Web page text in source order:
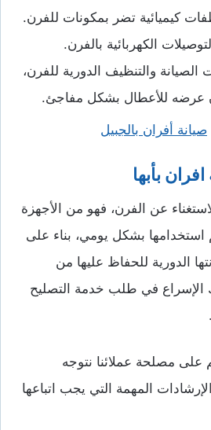
كيميائية تضر بمكونات للفرن.
الكهربائية بالفرن.
والتنظيف الدورية للفرن،
عرضه للأعطال بشكل مفاجئ.
صيانة أفران بالجبيل
بأبها
عن الفرن، فهو من الأجهزة
استخدامها بشكل يومي، بناء على
الدورية للحفاظ عليها من
الإسراع في طلب خدمة التصليح
على مصلحة عملائنا نتوجه
المهمة التي يجب اتباعها